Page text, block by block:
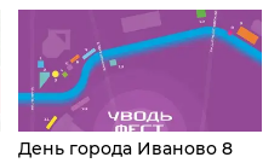
День города Иваново 8